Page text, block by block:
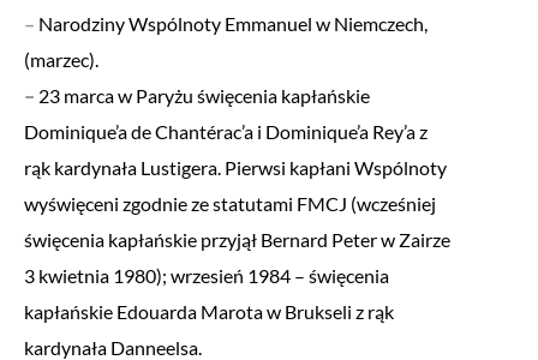
– Narodziny Wspólnoty Emmanuel w Niemczech,
(marzec).
– 23 marca w Paryżu święcenia kapłańskie
Dominique’a de Chantérac’a i Dominique’a Rey’a z
rąk kardynała Lustigera. Pierwsi kapłani Wspólnoty
wyświęceni zgodnie ze statutami FMCJ (wcześniej
święcenia kapłańskie przyjął Bernard Peter w Zairze
3 kwietnia 1980); wrzesień 1984 – święcenia
kapłańskie Edouarda Marota w Brukseli z rąk
kardynała Danneelsa.